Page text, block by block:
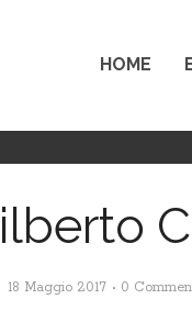
HOME
18 Maggio 2017 0